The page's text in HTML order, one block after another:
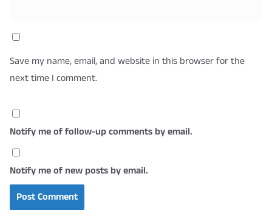
Save my name, email, and website in this browser for the
next time I comment.
Notify me of follow-up comments by email.
Notify me of new posts by email.